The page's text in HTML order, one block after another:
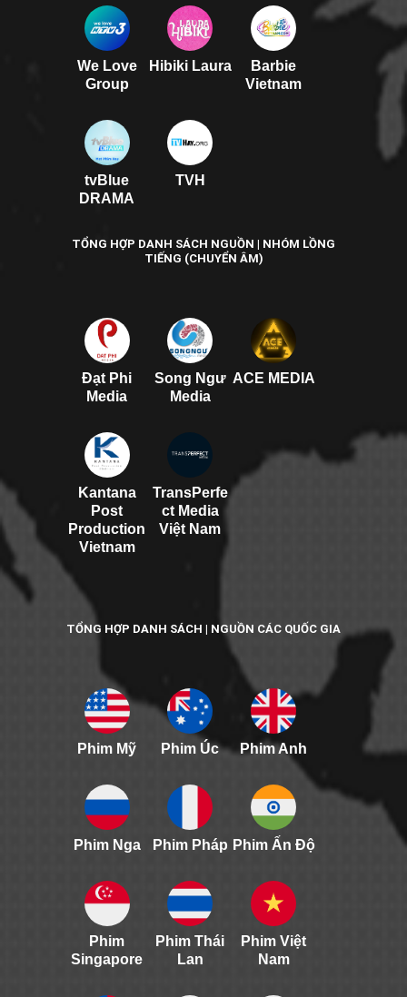
We Love
Group
Hibiki Laura
Barbie
Vietnam
tvBlue
DRAMA
TVH
TỔNG HỢP DANH SÁCH NGUỒN | NHÓM LỒNG
TIẾNG (CHUYỂN ÂM)
Đạt Phi
Media
Song Ngư
Media
ACE MEDIA
Kantana
Post
Production
Vietnam
TransPerfe
ct Media
Việt Nam
TỔNG HỢP DANH SÁCH | NGUỒN CÁC QUỐC GIA
Phim Mỹ Phim Úc Phim Anh
Phim Nga Phim Pháp Phim Ấn Độ
Phim
Singapore
Phim Thái
Lan
Phim Việt
Nam